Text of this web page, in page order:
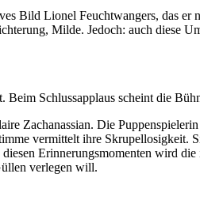
Bild Lionel Feuchtwangers, das
Milde. Jedoch: auch diese
Beim Schlussapplaus scheint die
Zachanassian. Die
vermittelt ihre Skrupellosigkeit.
Erinnerungsmomenten wird
verlegen will.